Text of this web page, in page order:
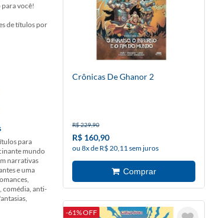
você!
de títulos por
para
mundo
narrativas
e uma
comédia, anti-
Crônicas De Ghanor 2
R$ 229,90
R$ 160,90
ou 8x de R$ 20,11 sem juros
-61% OFF